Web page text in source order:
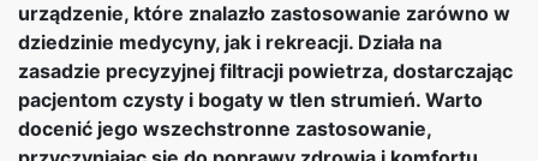
urządzenie, które znalazło zastosowanie zarówno w
dziedzinie medycyny, jak i rekreacji. Działa na
zasadzie precyzyjnej filtracji powietrza, dostarczając
pacjentom czysty i bogaty w tlen strumień. Warto
docenić jego wszechstronne zastosowanie,